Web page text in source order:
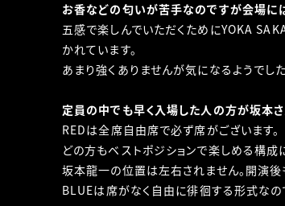
お香などの匂いが苦手なのですが会場に
五感で楽しんでいただくためにYOKA
かれています。
あまり強くありませんが気になるようでし
定員の中でも早く入場した人の方が坂本
REDは全席自由席で必ず席がございます。
どの方もベストポジションで楽しめる構成
坂本龍一の位置は左右されません。開演後
BLUEは席がなく自由に徘徊する形式なの